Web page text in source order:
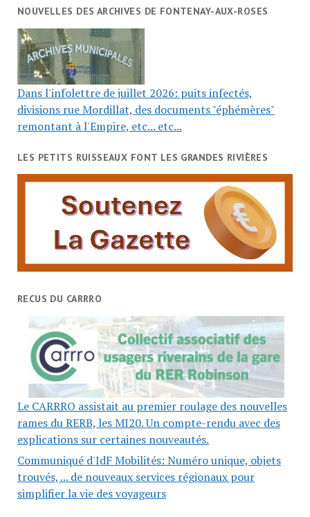
NOUVELLES DES ARCHIVES DE FONTENAY-AUX-ROSES
Dans l'infolettre de juillet 2026: puits infectés,
divisions rue Mordillat, des documents "éphémères"
remontant à l'Empire, etc... etc...
LES PETITS RUISSEAUX FONT LES GRANDES RIVIÈRES
RECUS DU CARRRO
Le CARRRO assistait au premier roulage des nouvelles
rames du RERB, les MI20. Un compte-rendu avec des
explications sur certaines nouveautés.
Communiqué d'IdF Mobilités: Numéro unique, objets
trouvés, ... de nouveaux services régionaux pour
simplifier la vie des voyageurs